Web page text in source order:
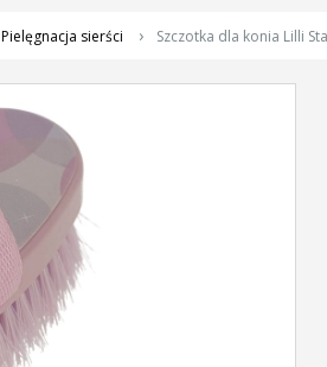
Pielęgnacja sierści › Szczotka dla konia Lilli